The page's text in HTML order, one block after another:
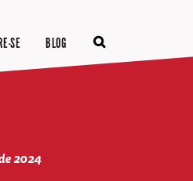
SE BLOG
2024